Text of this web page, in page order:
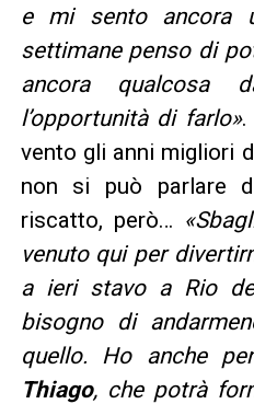
e mi sento ancora
settimane penso di
ancora qualcosa
l’opportunità di farlo».
vento gli anni migliori
non si può parlare
riscatto, però…
venuto qui per
a ieri stavo a Rio
bisogno di
quello. Ho anche
Thiago, che potrà